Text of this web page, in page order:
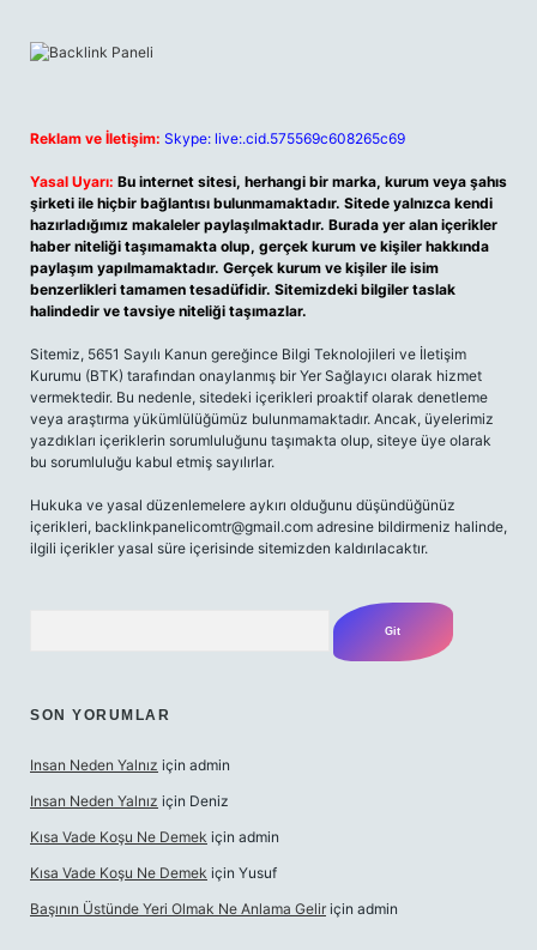
Reklam ve İletişim: Skype: live:.cid.575569c608265c69
Yasal Uyarı: Bu internet sitesi, herhangi bir marka, kurum veya şahıs
şirketi ile hiçbir bağlantısı bulunmamaktadır. Sitede yalnızca kendi
hazırladığımız makaleler paylaşılmaktadır. Burada yer alan içerikler
haber niteliği taşımamakta olup, gerçek kurum ve kişiler hakkında
paylaşım yapılmamaktadır. Gerçek kurum ve kişiler ile isim
benzerlikleri tamamen tesadüfidir. Sitemizdeki bilgiler taslak
halindedir ve tavsiye niteliği taşımazlar.
Sitemiz, 5651 Sayılı Kanun gereğince Bilgi Teknolojileri ve İletişim
Kurumu (BTK) tarafından onaylanmış bir Yer Sağlayıcı olarak hizmet
vermektedir. Bu nedenle, sitedeki içerikleri proaktif olarak denetleme
veya araştırma yükümlülüğümüz bulunmamaktadır. Ancak, üyelerimiz
yazdıkları içeriklerin sorumluluğunu taşımakta olup, siteye üye olarak
bu sorumluluğu kabul etmiş sayılırlar.
Hukuka ve yasal düzenlemelere aykırı olduğunu düşündüğünüz
içerikleri, backlinkpanelicomtr@gmail.com adresine bildirmeniz halinde,
ilgili içerikler yasal süre içerisinde sitemizden kaldırılacaktır.
SON YORUMLAR
Insan Neden Yalnız için admin
Insan Neden Yalnız için Deniz
Kısa Vade Koşu Ne Demek için admin
Kısa Vade Koşu Ne Demek için Yusuf
Başının Üstünde Yeri Olmak Ne Anlama Gelir için admin